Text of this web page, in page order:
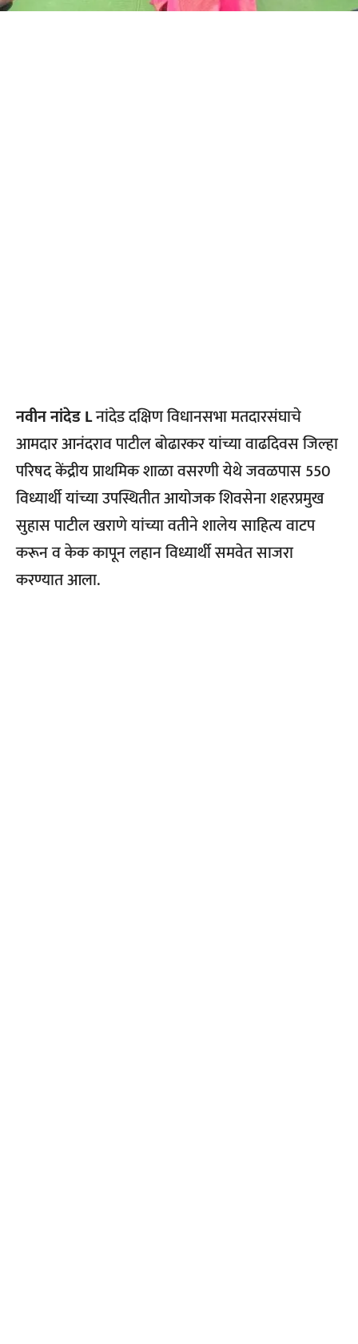
नवीन नांदेड Lनांदेड दक्षिण विधानसभा मतदारसंघाचे
आमदार आनंदराव पाटील बोढारकर यांच्या वाढदिवस जिल्हा
परिषद केंद्रीय प्राथमिक शाळा वसरणी येथे जवळपास 550
विध्यार्थी यांच्या उपस्थितीत आयोजक शिवसेना शहरप्रमुख
सुहास पाटील खराणे यांच्या वतीने शालेय साहित्य वाटप
करून व केक कापून लहान विध्यार्थी समवेत साजरा
करण्यात आला.